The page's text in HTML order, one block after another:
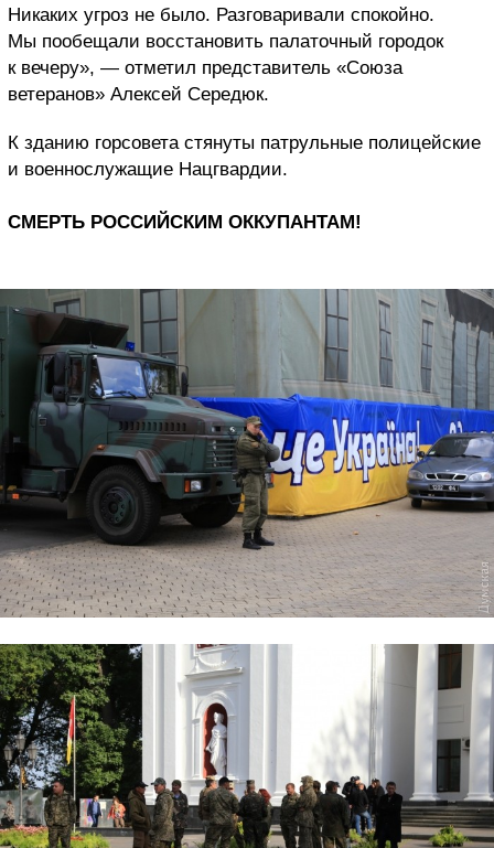
Никаких угроз не было. Разговаривали спокойно.
Мы пообещали восстановить палаточный городок
к вечеру», — отметил представитель «Союза
ветеранов» Алексей Середюк.
К зданию горсовета стянуты патрульные полицейские
и военнослужащие Нацгвардии.
СМЕРТЬ РОССИЙСКИМ ОККУПАНТАМ!